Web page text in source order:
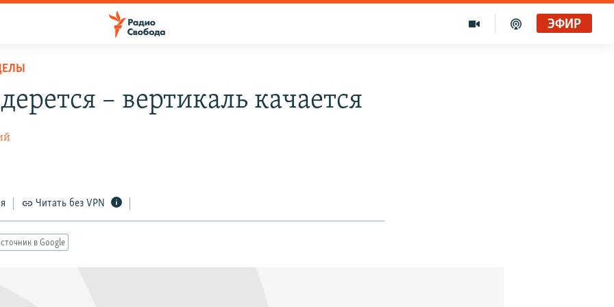
ЭФИР
– вертикаль качается
Читать без VPN
в Google